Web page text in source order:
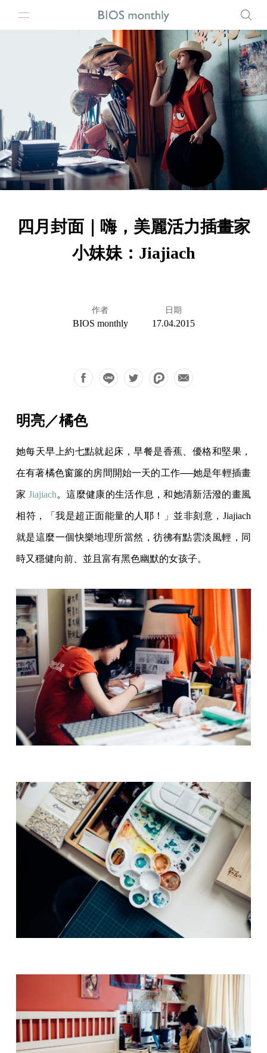
四月封面｜嗨，美麗活力插畫家
小妹妹：Jiajiach
作者
BIOS monthly
日期
17.04.2015
明亮／橘色
她每天早上約七點就起床，早餐是香蕉、優格和堅果，
在有著橘色窗簾的房間開始一天的工作──她是年輕插畫
家 Jiajiach。這麼健康的生活作息，和她清新活潑的畫風
相符，「我是超正面能量的人耶！」並非刻意，Jiajiach
就是這麼一個快樂地理所當然，彷彿有點雲淡風輕，同
時又穩健向前、並且富有黑色幽默的女孩子。